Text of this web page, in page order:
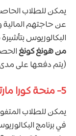
يمكن للطلاب
عن حاجتهم المالية
البكالوريوس
من هونغ كونغ
(يتم دفعها على مدى 4
5- منحة كورا مارتينسون الدولية:
يمكن للطلاب
في برنامج